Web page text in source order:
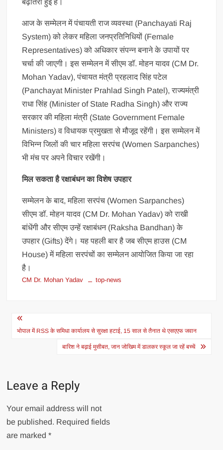
बढ़ोतरी हुई है।
आज के सम्मेलन में पंचायती राज व्यवस्था (Panchayati Raj
System) को लेकर महिला जनप्रतिनिधियों (Female
Representatives) को अधिकार संपन्न बनाने के उपायों पर
चर्चा की जाएगी। इस सम्मेलन में सीएम डॉ. मोहन यादव (CM Dr.
Mohan Yadav), पंचायत मंत्री प्रहलाद सिंह पटेल
(Panchayat Minister Prahlad Singh Patel), राज्यमंत्री
राधा सिंह (Minister of State Radha Singh) और राज्य
सरकार की महिला मंत्री (State Government Female
Ministers) व विधायक प्रमुखता से मौजूद रहेंगी। इस सम्मेलन में
विभिन्न जिलों की चार महिला सरपंच (Women Sarpanches)
भी मंच पर अपने विचार रखेंगी।
मिल सकता है रक्षाबंधन का विशेष उपहार
सम्मेलन के बाद, महिला सरपंच (Women Sarpanches)
सीएम डॉ. मोहन यादव (CM Dr. Mohan Yadav) को राखी
बांधेंगी और सीएम उन्हें रक्षाबंधन (Raksha Bandhan) के
उपहार (Gifts) देंगे। यह पहली बार है जब सीएम हाउस (CM
House) में महिला सरपंचों का सम्मेलन आयोजित किया जा रहा
है।
CM Dr. Mohan Yadav top-news
Post
navigation
भोपाल में RSS के समिधा कार्यालय से सुरक्षा हटाई, 15 साल से तैनात थे एसएएफ जवान
बारिश ने बढ़ाई मुसीबत, जान जोखिम में डालकर स्कूल जा रहें बच्चें
Leave a Reply
Your email address will not
be published. Required fields
are marked*